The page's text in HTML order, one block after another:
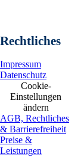
Rechtliches
Impressum
Datenschutz
Cookie-
Einstellungen
ändern
AGB, Rechtliches
& Barrierefreiheit
Preise &
Leistungen